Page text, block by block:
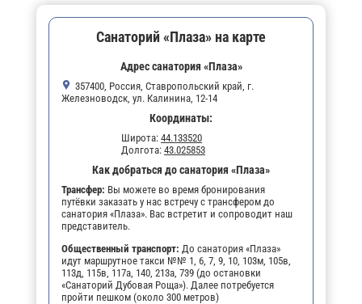
Санаторий «Плаза» на карте
Адрес санатория «Плаза»
357400, Россия, Ставропольский край, г.
Железноводск, ул. Калинина, 12-14
Координаты:
Широта: 44.133520
Долгота: 43.025853
Как добраться до санатория «Плаза»
Трансфер: Вы можете во время бронирования
путёвки заказать у нас встречу с трансфером до
санатория «Плаза». Вас встретит и сопроводит наш
представитель.
Общественный транспорт: До санатория «Плаза»
идут маршрутное такси №№ 1, 6, 7, 9, 10, 103м, 105в,
113д, 115в, 117а, 140, 213а, 739 (до остановки
«Санаторий Дубовая Роща»). Далее потребуется
пройти пешком (около 300 метров)